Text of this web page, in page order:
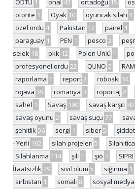
ODTÜ 1 ohal 43 ortadoğu 15
otorite 1 Oyak 10 oyuncak silah 4
özel ordu 4 Pakistan 12 panel 1
paraguay 1 PEN 1 pesco 2
selek 18 pkk 12 Polen Ünlü 1
profesyonel ordu 22 QUNO 2
raporlama 1 report 3 roboski 34
rojava 39 romanya 3 röportaj 2
sahel 1 Savaş 190 savaş karşıtı
savaş oyunu 2 savaş suçu 77
şehitlik 56 sergi 1 siber 5
- Yerli 162 silah projeleri 5 Silah
Silahlanma 114 şili 1 şiö 1 SIPRI
İtaatsizlik 29 sivil ölüm 5 sığınma 1
sırbistan 1 somali 8 sosyal medya